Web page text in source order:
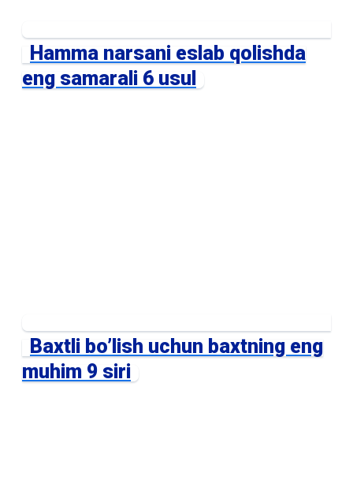
Hamma narsani eslab qolishda
eng samarali 6 usul
Baxtli bo’lish uchun baxtning eng
muhim 9 siri